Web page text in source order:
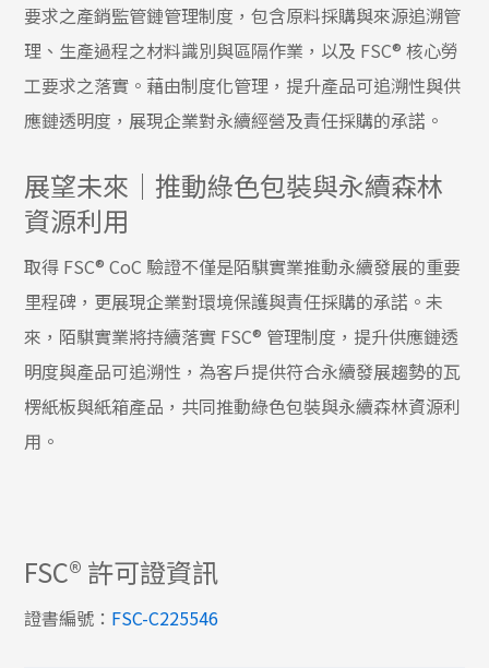
要求之產銷監管鏈管理制度，包含原料採購與來源追溯管
理、生產過程之材料識別與區隔作業，以及 FSC® 核心勞
工要求之落實。藉由制度化管理，提升產品可追溯性與供
應鏈透明度，展現企業對永續經營及責任採購的承諾。
展望未來│推動綠色包裝與永續森林
資源利用
取得 FSC® CoC 驗證不僅是陌騏實業推動永續發展的重要
里程碑，更展現企業對環境保護與責任採購的承諾。未
來，陌騏實業將持續落實 FSC® 管理制度，提升供應鏈透
明度與產品可追溯性，為客戶提供符合永續發展趨勢的瓦
楞紙板與紙箱產品，共同推動綠色包裝與永續森林資源利
用。
FSC® 許可證資訊
證書編號： FSC-C225546